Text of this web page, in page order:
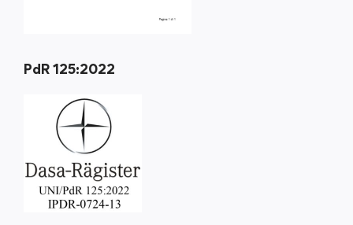
PdR 125:2022